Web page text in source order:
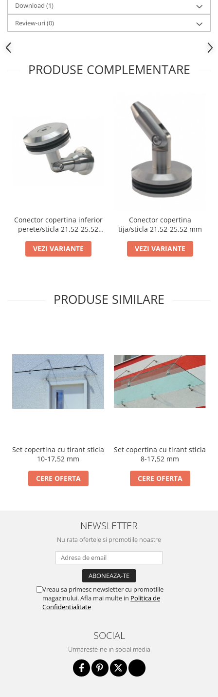
Download (1)
Review-uri(0)
PRODUSE COMPLEMENTARE
Conector copertina inferior
perete/sticla 21,52-25,52
VEZI VARIANTE
Conector copertina
tija/sticla 21,52-25,52 mm
VEZI VARIANTE
PRODUSE SIMILARE
Set copertina cu tirant sticla
10-17,52 mm
CERE OFERTA
Set copertina cu tirant sticla
8-17,52 mm
CERE OFERTA
NEWSLETTER
Nu rata ofertele si promotiile noastre
Vreau sa primesc newsletter cu promotiile
magazinului. Afla mai multe in Politica de
Confidentialitate
SOCIAL
Urmareste-ne in social media